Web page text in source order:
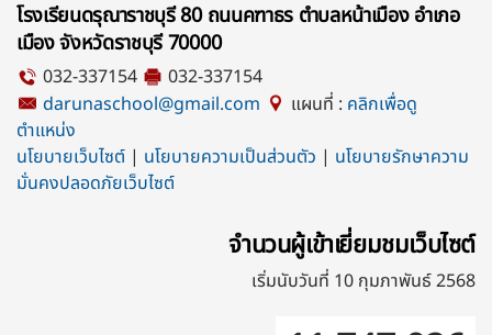
โรงเรียนดรุณาราชบุรี 80 ถนนคฑาธร ตำบลหน้าเมือง อำเภอ
เมือง จังหวัดราชบุรี 70000
032-337154
032-337154
darunaschool@gmail.com
แผนที่ : คลิกเพื่อดู
ตำแหน่ง
นโยบายเว็บไซต์ | นโยบายความเป็นส่วนตัว | นโยบายรักษาความ
มั่นคงปลอดภัยเว็บไซต์
จำนวนผู้เข้าเยี่ยมชมเว็บไซต์
เริ่มนับวันที่ 10 กุมภาพันธ์ 2568